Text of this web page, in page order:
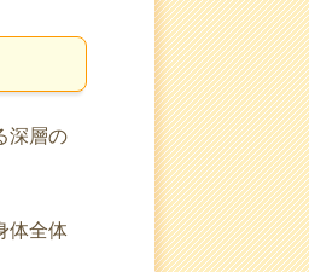
深層の
体全体